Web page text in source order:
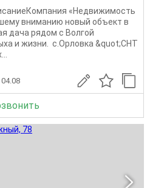
«Недвижимость
вниманию новый объект в
дача рядом с Волгой
и жизни. с.Орловка &quot;СНТ
04.08